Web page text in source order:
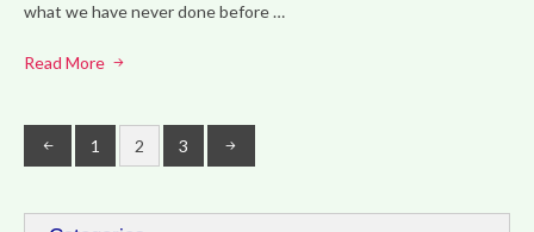
what we have never done before …
Read More
1 2 3